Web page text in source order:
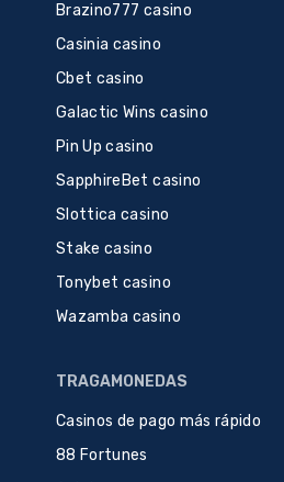
Brazino777 casino
Casinia casino
Cbet casino
Galactic Wins casino
Pin Up casino
SapphireBet casino
Slottica casino
Stake casino
Tonybet casino
Wazamba casino
TRAGAMONEDAS
Casinos de pago más rápido
88 Fortunes